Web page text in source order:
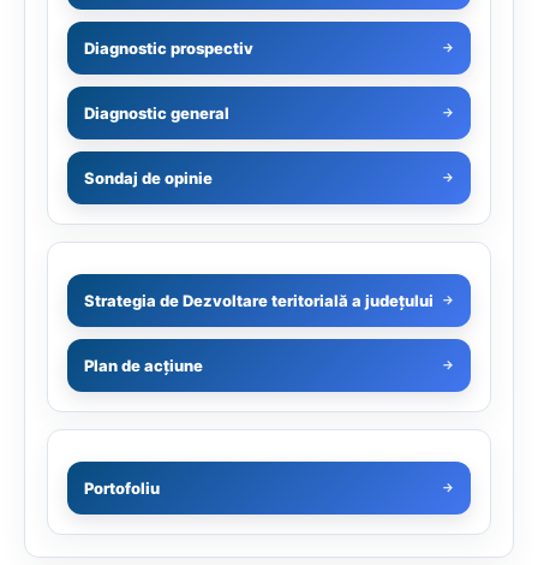
Diagnostic prospectiv →
Diagnostic general →
Sondaj de opinie →
Strategia de Dezvoltare teritorială a județului →
Plan de acțiune →
Portofoliu →